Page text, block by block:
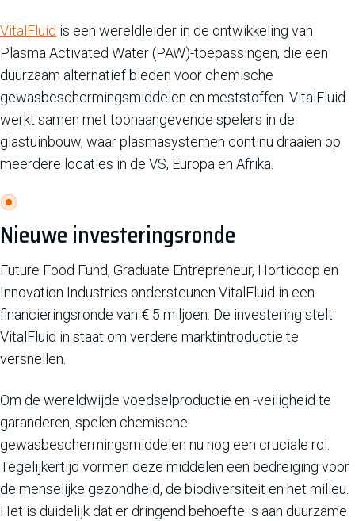
VitalFluid is een wereldleider in de ontwikkeling van
Plasma Activated Water (PAW)-toepassingen, die een
duurzaam alternatief bieden voor chemische
gewasbeschermingsmiddelen en meststoffen. VitalFluid
werkt samen met toonaangevende spelers in de
glastuinbouw, waar plasmasystemen continu draaien op
meerdere locaties in de VS, Europa en Afrika.
Nieuwe investeringsronde
Future Food Fund, Graduate Entrepreneur, Horticoop en
Innovation Industries ondersteunen VitalFluid in een
financieringsronde van € 5 miljoen. De investering stelt
VitalFluid in staat om verdere marktintroductie te
versnellen.
Om de wereldwijde voedselproductie en -veiligheid te
garanderen, spelen chemische
gewasbeschermingsmiddelen nu nog een cruciale rol.
Tegelijkertijd vormen deze middelen een bedreiging voor
de menselijke gezondheid, de biodiversiteit en het milieu.
Het is duidelijk dat er dringend behoefte is aan duurzame